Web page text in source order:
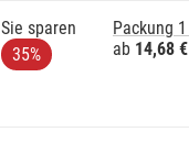
Sie sparen
35%
Packung
ab 14,68 €